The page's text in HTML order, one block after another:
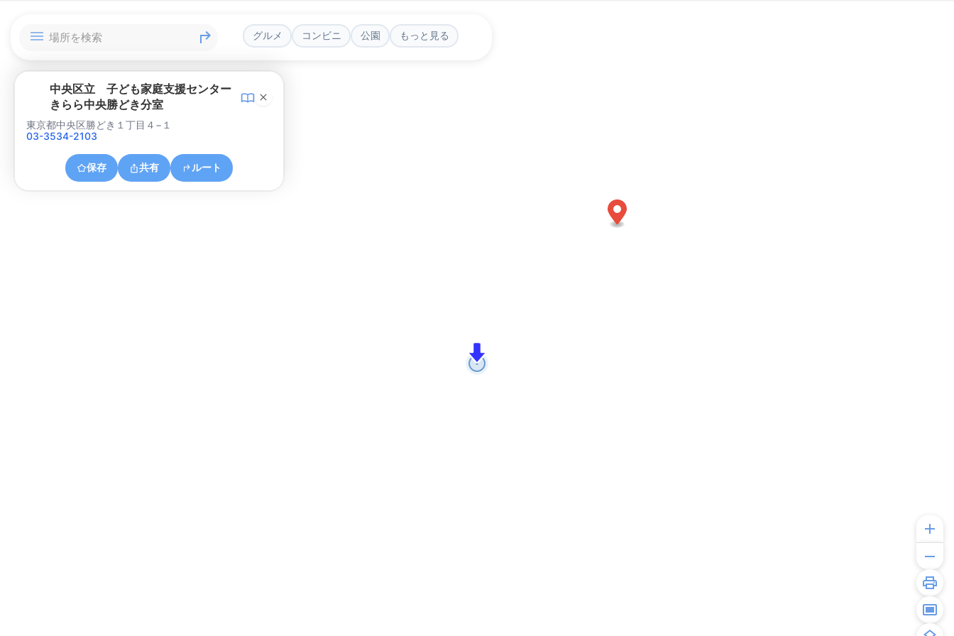
グルメ コンビニ 公園 もっと見る
中央区立 子ども家庭支援センター
きらら中央勝どき分室
東京都中央区勝どき１丁目４−１
03-3534-2103
保存 共有 ルート